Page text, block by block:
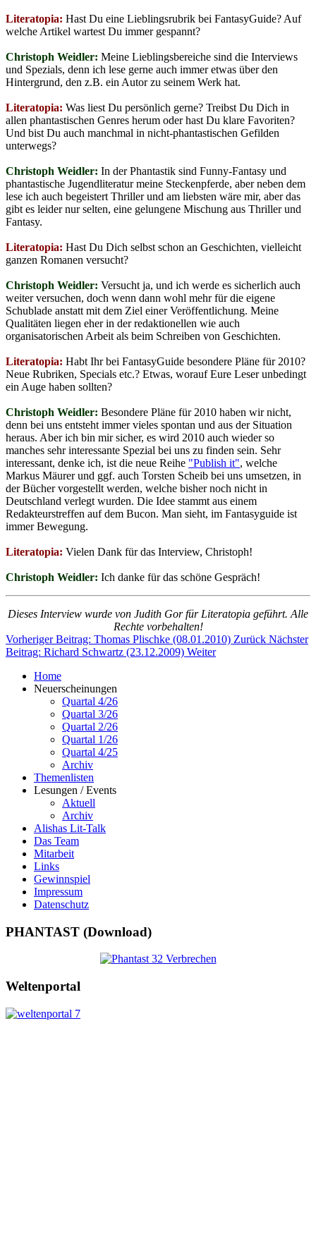
Literatopia: Hast Du eine Lieblingsrubrik bei FantasyGuide? Auf
welche Artikel wartest Du immer gespannt?
Christoph Weidler: Meine Lieblingsbereiche sind die Interviews
und Spezials, denn ich lese gerne auch immer etwas über den
Hintergrund, den z.B. ein Autor zu seinem Werk hat.
Literatopia: Was liest Du persönlich gerne? Treibst Du Dich in
allen phantastischen Genres herum oder hast Du klare Favoriten?
Und bist Du auch manchmal in nicht-phantastischen Gefilden
unterwegs?
Christoph Weidler: In der Phantastik sind Funny-Fantasy und
phantastische Jugendliteratur meine Steckenpferde, aber neben dem
lese ich auch begeistert Thriller und am liebsten wäre mir, aber das
gibt es leider nur selten, eine gelungene Mischung aus Thriller und
Fantasy.
Literatopia: Hast Du Dich selbst schon an Geschichten, vielleicht
ganzen Romanen versucht?
Christoph Weidler: Versucht ja, und ich werde es sicherlich auch
weiter versuchen, doch wenn dann wohl mehr für die eigene
Schublade anstatt mit dem Ziel einer Veröffentlichung. Meine
Qualitäten liegen eher in der redaktionellen wie auch
organisatorischen Arbeit als beim Schreiben von Geschichten.
Literatopia: Habt Ihr bei FantasyGuide besondere Pläne für 2010?
Neue Rubriken, Specials etc.? Etwas, worauf Eure Leser unbedingt
ein Auge haben sollten?
Christoph Weidler: Besondere Pläne für 2010 haben wir nicht,
denn bei uns entsteht immer vieles spontan und aus der Situation
heraus. Aber ich bin mir sicher, es wird 2010 auch wieder so
manches sehr interessante Spezial bei uns zu finden sein. Sehr
interessant, denke ich, ist die neue Reihe "Publish it", welche
Markus Mäurer und ggf. auch Torsten Scheib bei uns umsetzen, in
der Bücher vorgestellt werden, welche bisher noch nicht in
Deutschland verlegt wurden. Die Idee stammt aus einem
Redakteurstreffen auf dem Bucon. Man sieht, im Fantasyguide ist
immer Bewegung.
Literatopia: Vielen Dank für das Interview, Christoph!
Christoph Weidler: Ich danke für das schöne Gespräch!
Dieses Interview wurde von Judith Gor für Literatopia geführt. Alle
Rechte vorbehalten!
Vorheriger Beitrag: Thomas Plischke (08.01.2010) Zurück Nächster
Beitrag: Richard Schwartz (23.12.2009) Weiter
Home
Neuerscheinungen
Quartal 4/26
Quartal 3/26
Quartal 2/26
Quartal 1/26
Quartal 4/25
Archiv
Themenlisten
Lesungen / Events
Aktuell
Archiv
Alishas Lit-Talk
Das Team
Mitarbeit
Links
Gewinnspiel
Impressum
Datenschutz
PHANTAST (Download)
Weltenportal